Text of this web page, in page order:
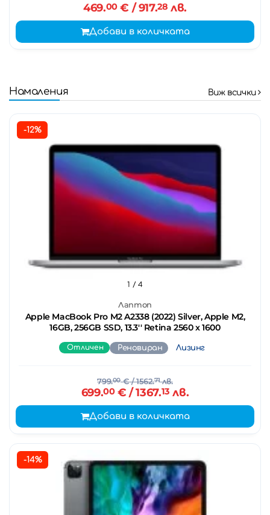
469.00€ / 917.28 лв.
Добави в количката
Намаления Виж всички
-12%
Лаптоп
Apple MacBook Pro M2 A2338 (2022) Silver, Apple M2,
16GB, 256GB SSD, 13.3'' Retina 2560 x 1600
1 / 4
Отличен Реновиран Лизинг
799.00€/ 1562.71лв.
699.00€ / 1367.13 лв.
Добави в количката
-14%